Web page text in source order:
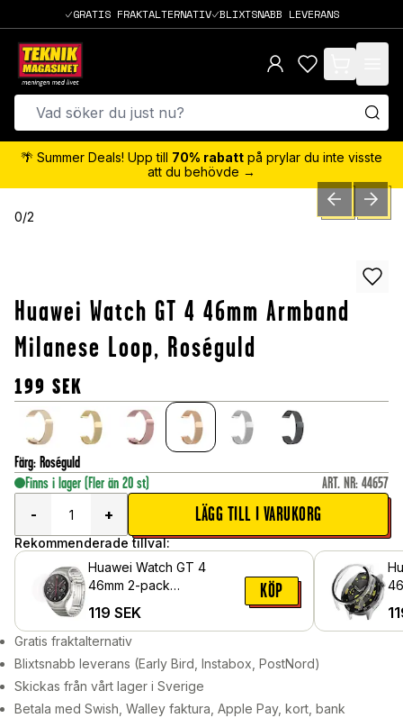
GRATIS FRAKTALTERNATIV BLIXTSNABB LEVERANS
items in cart,
🌴 Summer Deals! Upp till 70% rabatt på prylar du inte visste
att du behövde →
0/2 PREVIOUSNEXT
Huawei Watch GT 4 46mm Armband
Milanese Loop, Roséguld
199 SEK
Färg: Roséguld
Finns i lager (Fler än 20 st) ART. NR: 44657
-
+ LÄGG TILL I VARUKORG
Rekommenderade tillval:
Huawei Watch GT 4
46mm 2-pack
119 SEK
KÖP
Gratis fraktalternativ
Blixtsnabb leverans (Early Bird, Instabox, PostNord)
Skickas från vårt lager i Sverige
Betala med Swish, Walley faktura, Apple Pay, kort, bank